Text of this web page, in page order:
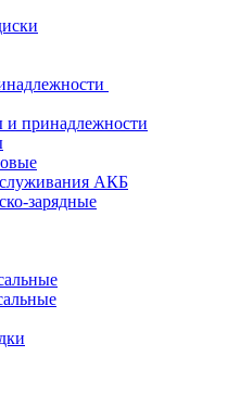
и принадлежности
АКБ
зарядные